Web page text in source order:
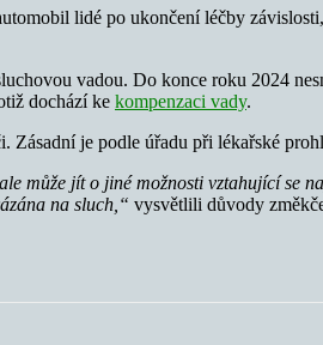
lidé po ukončení léčby
vadou. Do konce roku 2024
dochází ke kompenzaci vady.
je podle úřadu při lékařské
může jít o jiné možnosti vztahující se
na sluch,“ vysvětlili důvody